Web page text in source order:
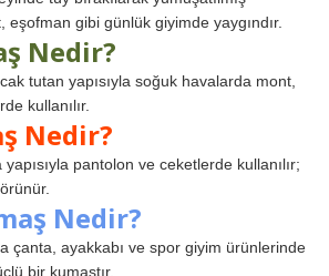
eşofman gibi günlük giyimde yaygındır.
Nedir?
tutan yapısıyla soğuk havalarda mont,
kullanılır.
Nedir?
pantolon ve ceketlerde kullanılır;
Nedir?
çanta, ayakkabı ve spor giyim ürünlerinde
bir kumaştır.